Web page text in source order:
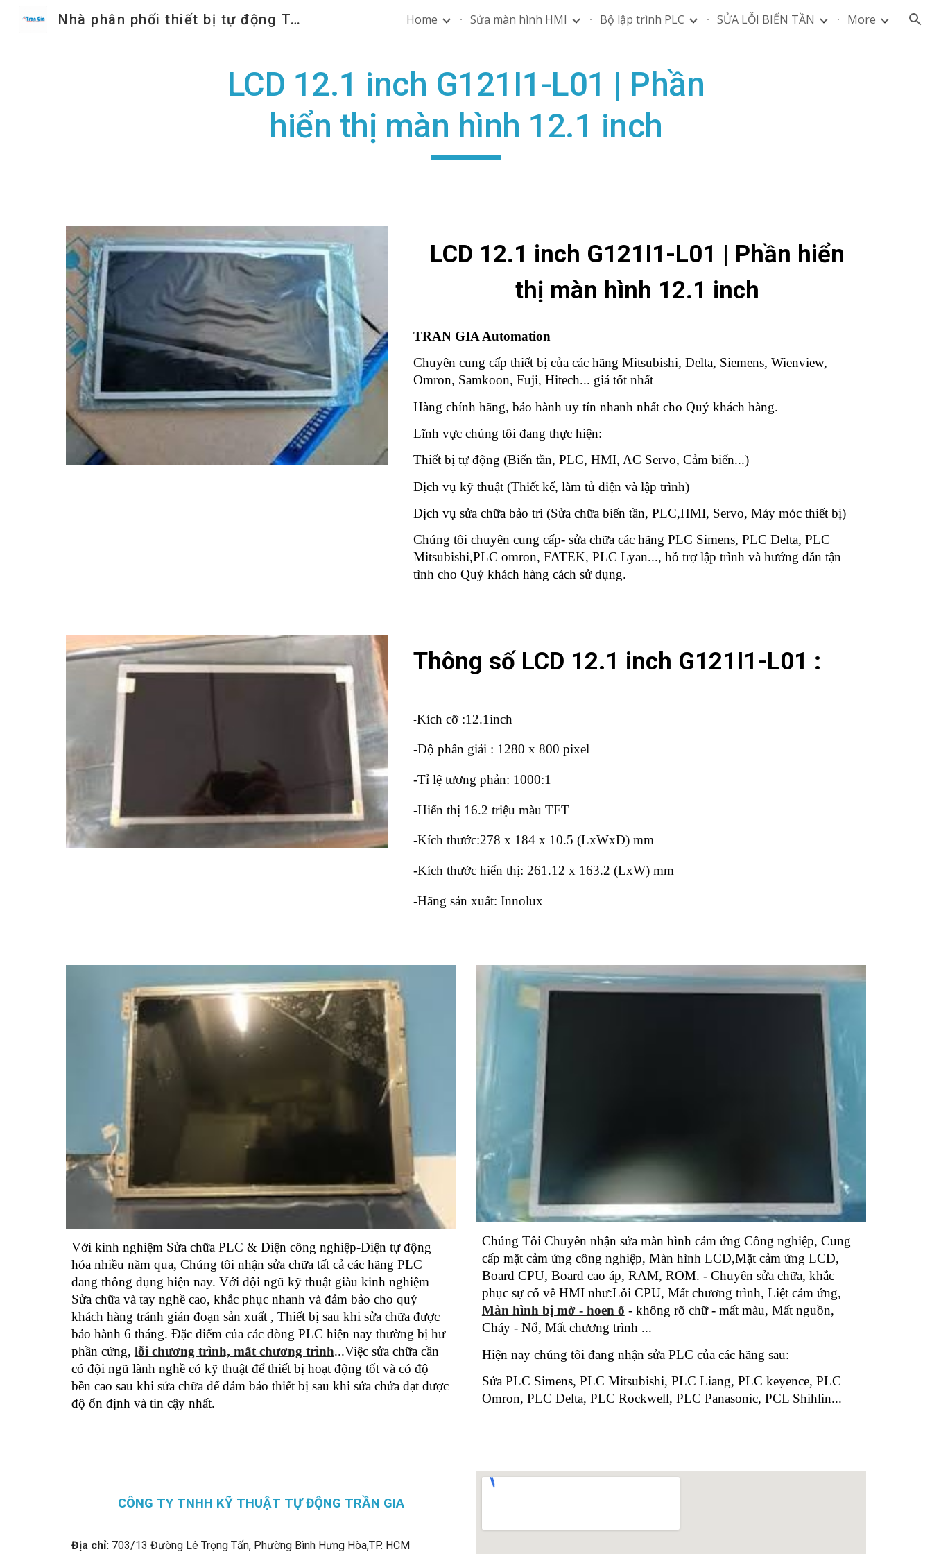
Skip to main content Skip to navigation
Nhà phân phối thiết bị tự động Trần Gia Home Sửa màn hình HMI Bộ lập trình PLC SỬA LỖI BIẾN TẦN More
LCD 12.1 inch G121I1-L01 | Phần
hiển thị màn hình 12.1 inch
LCD 12.1 inch G121I1-L01 | Phần hiển
thị màn hình 12.1 inch
TRAN GIA Automation
Chuyên cung cấp thiết bị của các hãng Mitsubishi, Delta, Siemens, Wienview,
Omron, Samkoon, Fuji, Hitech... giá tốt nhất
Hàng chính hãng, bảo hành uy tín nhanh nhất cho Quý khách hàng.
Lĩnh vực chúng tôi đang thực hiện:
Thiết bị tự động (Biến tần, PLC, HMI, AC Servo, Cảm biến...)
Dịch vụ kỹ thuật (Thiết kế, làm tủ điện và lập trình)
Dịch vụ sửa chữa bảo trì (Sửa chữa biến tần, PLC,HMI, Servo, Máy móc thiết bị)
Chúng tôi chuyên cung cấp- sửa chữa các hãng PLC Simens, PLC Delta, PLC
Mitsubishi,PLC omron, FATEK, PLC Lyan..., hỗ trợ lập trình và hướng dẫn tận
tình cho Quý khách hàng cách sử dụng.
Thông số LCD 12.1 inch G121I1-L01 :
-Kích cỡ :12.1inch
-Độ phân giải : 1280 x 800 pixel
-Tỉ lệ tương phản: 1000:1
-Hiển thị 16.2 triệu màu TFT
-Kích thước:278 x 184 x 10.5 (LxWxD) mm
-Kích thước hiển thị: 261.12 x 163.2 (LxW) mm
-Hãng sản xuất: Innolux
Với kinh nghiệm Sửa chữa PLC & Điện công nghiệp-Điện tự động
hóa nhiều năm qua, Chúng tôi nhận sửa chữa tất cả các hãng PLC
đang thông dụng hiện nay. Với đội ngũ kỹ thuật giàu kinh nghiệm
Sửa chữa và tay nghề cao, khắc phục nhanh và đảm bảo cho quý
khách hàng tránh gián đoạn sản xuất , Thiết bị sau khi sửa chữa được
bảo hành 6 tháng. Đặc điểm của các dòng PLC hiện nay thường bị hư
phần cứng, lỗi chương trình, mất chương trình...Việc sửa chữa cần
có đội ngũ lành nghề có kỹ thuật để thiết bị hoạt động tốt và có độ
bền cao sau khi sửa chữa để đảm bảo thiết bị sau khi sửa chửa đạt được
độ ổn định và tin cậy nhất.
Chúng Tôi Chuyên nhận sửa màn hình cảm ứng Công nghiệp, Cung
cấp mặt cảm ứng công nghiệp, Màn hình LCD,Mặt cảm ứng LCD,
Board CPU, Board cao áp, RAM, ROM. - Chuyên sửa chữa, khắc
phục sự cố về HMI như:Lỗi CPU, Mất chương trình, Liệt cảm ứng,
Màn hình bị mờ - hoen ố- không rõ chữ - mất màu, Mất nguồn,
Cháy - Nổ, Mất chương trình ...
Hiện nay chúng tôi đang nhận sửa PLC của các hãng sau:
Sửa PLC Simens, PLC Mitsubishi, PLC Liang, PLC keyence, PLC
Omron, PLC Delta, PLC Rockwell, PLC Panasonic, PCL Shihlin...
CÔNG TY TNHH KỸ THUẬT TỰ ĐỘNG TRẦN GIA
Địa chỉ:703/13 Đường Lê Trọng Tấn, Phường Bình Hưng Hòa,TP. HCM